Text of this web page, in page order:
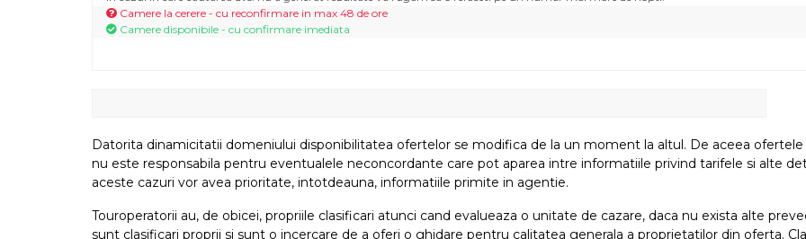
Camere la cerere - cu reconfirmare in max 48 de ore
Camere disponibile - cu confirmare imediata
Datorita dinamicitatii domeniului disponibilitatea ofertelor se modifica de la un moment la altul. De aceea
nu este responsabila pentru eventualele neconcordante care pot aparea intre informatiile privind tarifele si alte
aceste cazuri vor avea prioritate, intotdeauna, informatiile primite in agentie.
Touroperatorii au, de obicei, propriile clasificari atunci cand evalueaza o unitate de cazare, daca nu exista alte
sunt clasificari proprii si sunt o incercare de a oferi o ghidare pentru calitatea generala a proprietatilor din oferta.